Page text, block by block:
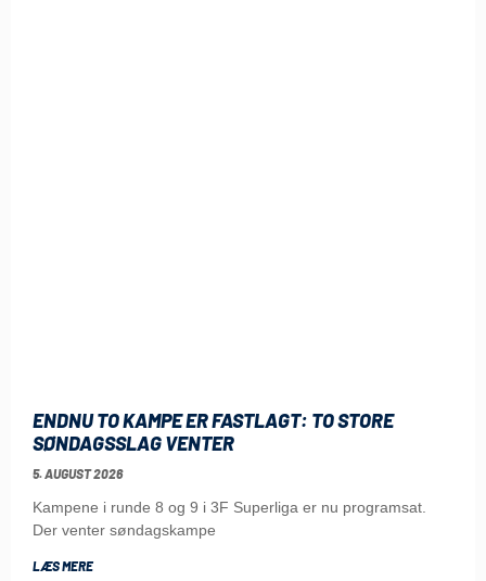
ENDNU TO KAMPE ER FASTLAGT: TO STORE
SØNDAGSSLAG VENTER
5. AUGUST 2026
Kampene i runde 8 og 9 i 3F Superliga er nu programsat.
Der venter søndagskampe
LÆS MERE